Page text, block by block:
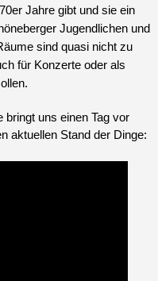
Jahre gibt und sie ein
Jugendlichen und
sind quasi nicht zu
für Konzerte oder als
uns einen Tag vor
aktuellen Stand der Dinge: